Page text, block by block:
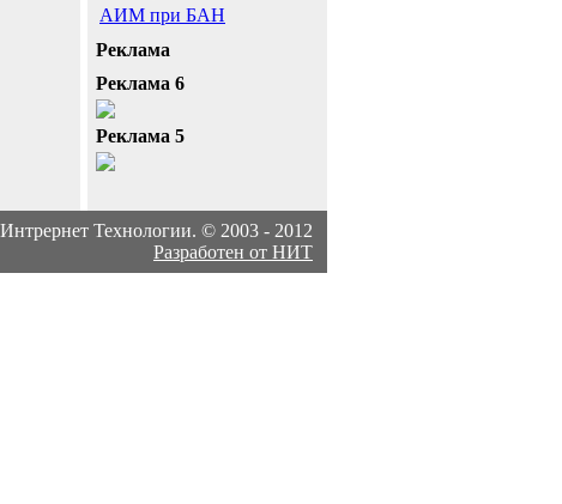
АИМ при БАН
Реклама
Реклама 6
Реклама 5
Технологии. © 2003 - 2012
Разработен от НИТ